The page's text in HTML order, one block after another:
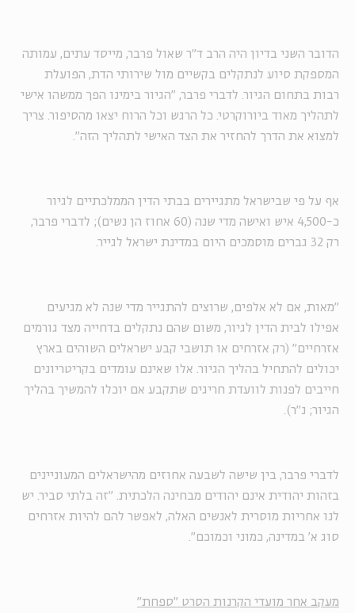
הדובר השני בדיון היה הרב ד"ר שאול פרבר, מייסד עתים, עמותה
המספקת סיוע לנתקלים בקשיים מול שירותי הדת, הפועלת
רבות בתחום הגיור. לדברי פרבר, "הגיור בימינו הפך ממשהו אישי
לתהליך מאוד ביורוקרטי. כל הרגש וכל הרוח יצאו מהסיפור. צריך
למצוא את הדרך להחזיר את הצד האישי לתהליך הזה".
אף על פי שבישראל מתגיירים בבתי הדין הממלכתיים לגיור
כ-4,500 איש ואישה מדי שנה (60 אחוז הן נשים); לדברי פרבר,
רק 32 גברים מוסמכים היום במדינת ישראל לגייר.
"מאות, אם לא אלפים, שרוצים להתגייר מדי שנה לא מגיעים
אפילו לבית הדין לגיור, משום שהם נתקלים בדחייה מצד גורמים
אזרחיים" (רק אזרחים או תושבי קבע ישראלים השוהים בארץ
יכולים להתחיל בהליך הגיור. אלו שאינם עומדים בקריטריונים
חייבים לפנות לוועדת חריגים שתקבע אם יוכלו להמשיך בהליך
הגיור; נ"ר).
לדברי פרבר, בין שישה לשבעה אחוזים מהישראלים המעוניינים
בזהות יהודית אינם יהודים מבחינה הלכתית. "זה בלתי סביר. יש
לנו אחריות מוסרית לאנשים האלה, לאפשר להם להיות אזרחים
סוג א' במדינה, כמוני וכמוכם".
מעקב אחר מועדי הקרנות הסרט "ספחת"